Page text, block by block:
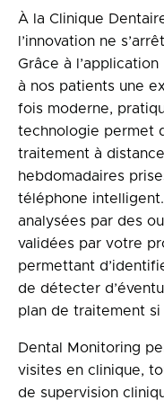
À la Clinique
l’innovation ne
Grâce à l’application
à nos patients une
fois moderne,
technologie permet
traitement à
hebdomadaires
téléphone
analysées par des
validées par votre
permettant
de détecter
plan de traitement si
Dental Monitoring
visites en clinique,
de supervision